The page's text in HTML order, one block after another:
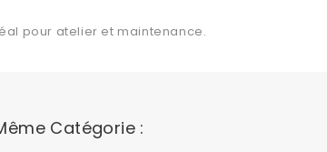
pour atelier et maintenance.
Catégorie :